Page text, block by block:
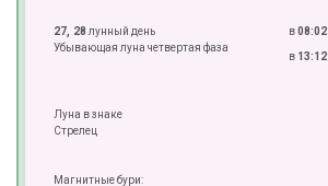
27, 28 лунный день
Убывающая луна четвертая фаза
в08:02
в 13:12
Луна в знаке
Стрелец
Магнитные бури: